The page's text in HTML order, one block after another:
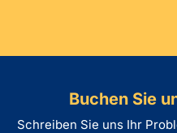
Buchen Sie
Schreiben Sie uns Ihr